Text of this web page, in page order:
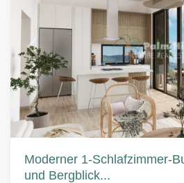
Vorherige
Moderner 1-Schlafzimmer-
und Bergblick...